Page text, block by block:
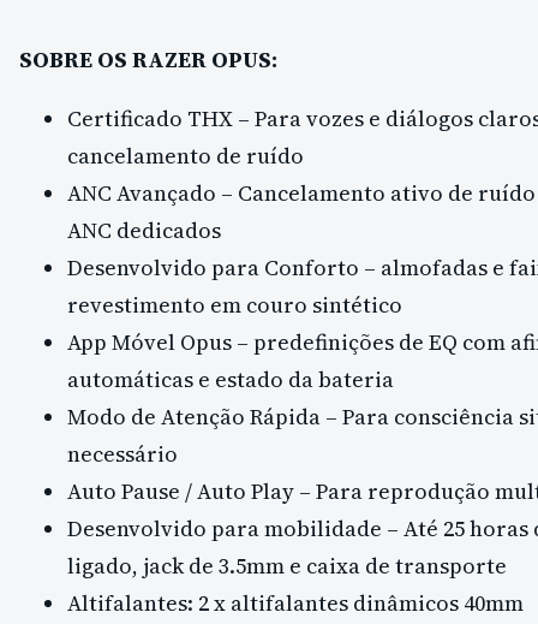
SOBRE OS RAZER OPUS:
Certificado THX – Para vozes e diálogos
cancelamento de ruído
ANC Avançado – Cancelamento ativo de
ANC dedicados
Desenvolvido para Conforto – almofadas e
revestimento em couro sintético
App Móvel Opus – predefinições de EQ com
automáticas e estado da bateria
Modo de Atenção Rápida – Para consciência
necessário
Auto Pause / Auto Play – Para reprodução
Desenvolvido para mobilidade – Até 25 horas
ligado, jack de 3.5mm e caixa de transporte
Altifalantes: 2 x altifalantes dinâmicos 40mm